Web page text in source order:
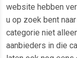
website hebben
u op zoek bent
categorie niet
aanbieders in die